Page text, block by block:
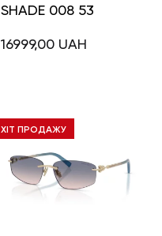
SHADE 008 53
16999,00 UAH
ХІТ ПРОДАЖУ